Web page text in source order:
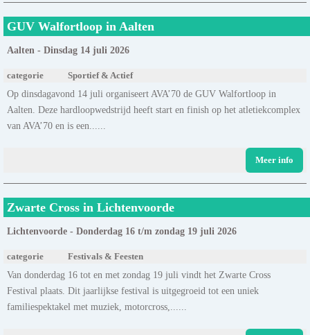
GUV Walfortloop in Aalten
Aalten - Dinsdag 14 juli 2026
categorie Sportief & Actief
Op dinsdagavond 14 juli organiseert AVA’70 de GUV Walfortloop in
Aalten. Deze hardloopwedstrijd heeft start en finish op het atletiekcomplex
van AVA’70 en is een......
Meer info
Zwarte Cross in Lichtenvoorde
Lichtenvoorde - Donderdag 16 t/m zondag 19 juli 2026
categorie Festivals & Feesten
Van donderdag 16 tot en met zondag 19 juli vindt het Zwarte Cross
Festival plaats. Dit jaarlijkse festival is uitgegroeid tot een uniek
familiespektakel met muziek, motorcross,......